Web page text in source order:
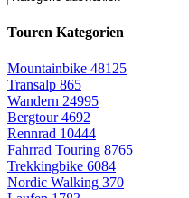
Touren Kategorien
Mountainbike 48125
Transalp 865
Wandern 24995
Bergtour4692
Rennrad 10444
Fahrrad Touring 8765
Trekkingbike 6084
Nordic Walking 370